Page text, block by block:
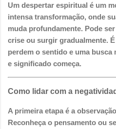
Um despertar espiritual é um
intensa transformação, onde
muda profundamente. Pode
crise ou surgir gradualmente.
perdem o sentido e uma
e significado começa.
Como lidar com a
A primeira etapa é a
Reconheça o pensamento ou